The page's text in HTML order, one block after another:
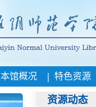
本馆概况 | 特色资源
资源动态